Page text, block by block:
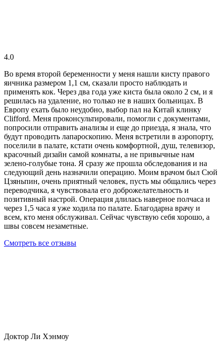
4.0
Во время второй беременности у меня нашли кисту правого
яичника размером 1,1 см, сказали просто наблюдать и
применять кок. Через два года уже киста была около 2 см, и я
решилась на удаление, но только не в наших больницах. В
Европу ехать было неудобно, выбор пал на Китай клинку
Clifford. Меня проконсультировали, помогли с документами,
попросили отправить анализы и еще до приезда, я знала, что
будут проводить лапароскопию. Меня встретили в аэропорту,
поселили в палате, кстати очень комфортной, душ, телевизор,
красочный дизайн самой комнаты, а не привычные нам
зелено-голубые тона. Я сразу же прошла обследования и на
следующий день назначили операцию. Моим врачом был Сюй
Цзяньпин, очень приятный человек, пусть мы общались через
переводчика, я чувствовала его доброжелательность и
позитивный настрой. Операция длилась наверное полчаса и
через 1,5 часа я уже ходила по палате. Благодарна врачу и
всем, кто меня обслуживал. Сейчас чувствую себя хорошо, а
швы совсем незаметные.
Смотреть все отзывы
Доктор Ли Хэнмоу